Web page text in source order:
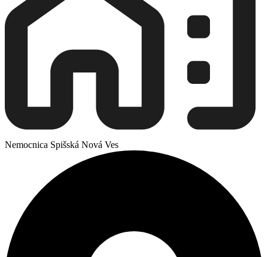
Nemocnica Spišská Nová Ves